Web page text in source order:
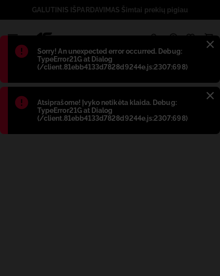
Błąd:
Sorry! An unexpected error occurred. Debug:
TypeError21G at Dialog
(/client.81ebb4133d7828d9244e.js:2307:698)
Błąd:
Atsiprašome! Įvyko netikėta klaida. Debug:
TypeError21G at Dialog
(/client.81ebb4133d7828d9244e.js:2307:698)
GALUTINIS IŠPARDAVIMAS Šimtai prekių pigiau